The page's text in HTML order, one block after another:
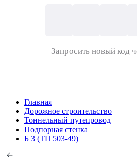
Запросить новый код
Главная
Дорожное строительство
Тоннельный путепровод
Подпорная стенка
Б 3 (ТП 503-49)